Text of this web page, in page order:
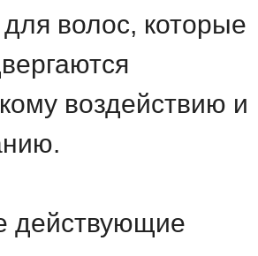
волос, которые
воздействию и
действующие